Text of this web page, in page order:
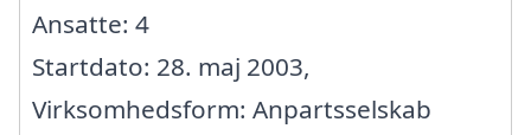
Ansatte: 4
Startdato: 28. maj 2003,
Virksomhedsform: Anpartsselskab